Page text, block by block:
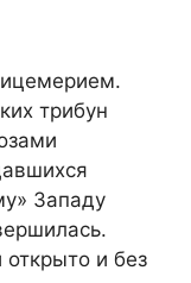
трибун
Западу
открыто и без